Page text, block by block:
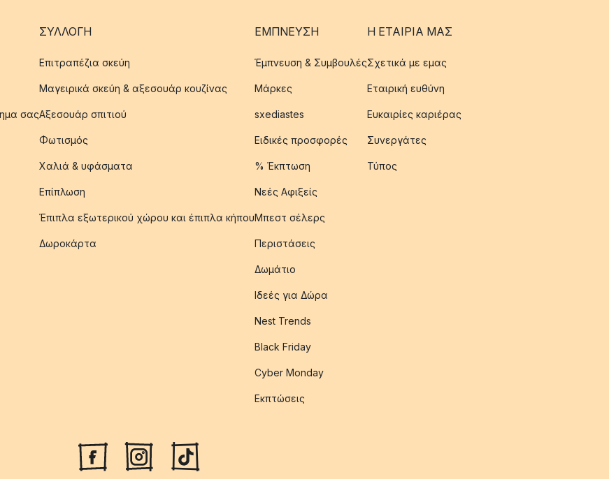
σας
ΣΥΛΛΟΓΉ
Επιτραπέζια σκεύη
Μαγειρικά σκεύη & αξεσουάρ κουζίνας
Αξεσουάρ σπιτιού
Φωτισμός
Χαλιά & υφάσματα
Επίπλωση
Έπιπλα εξωτερικού χώρου και έπιπλα κήπου
Δωροκάρτα
ΈΜΠΝΕΥΣΗ
Έμπνευση & Συμβουλές
Μάρκες
sxediastes
Ειδικές προσφορές
% Έκπτωση
Νεές Αφιξείς
Μπεστ σέλερς
Περιστάσεις
Δωμάτιο
Ιδεές για Δώρα
Nest Trends
Black Friday
Cyber Monday
Εκπτώσεις
Η ΕΤΑΊΡΙΑ ΜΑΣ
Σχετικά με εμας
Εταιρική ευθύνη
Ευκαιρίες καριέρας
Συνεργάτες
Τύπος